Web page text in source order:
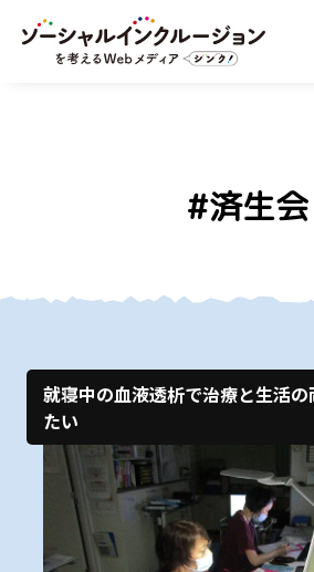
#済生会
就寝中の血液透析で治療と生活
たい